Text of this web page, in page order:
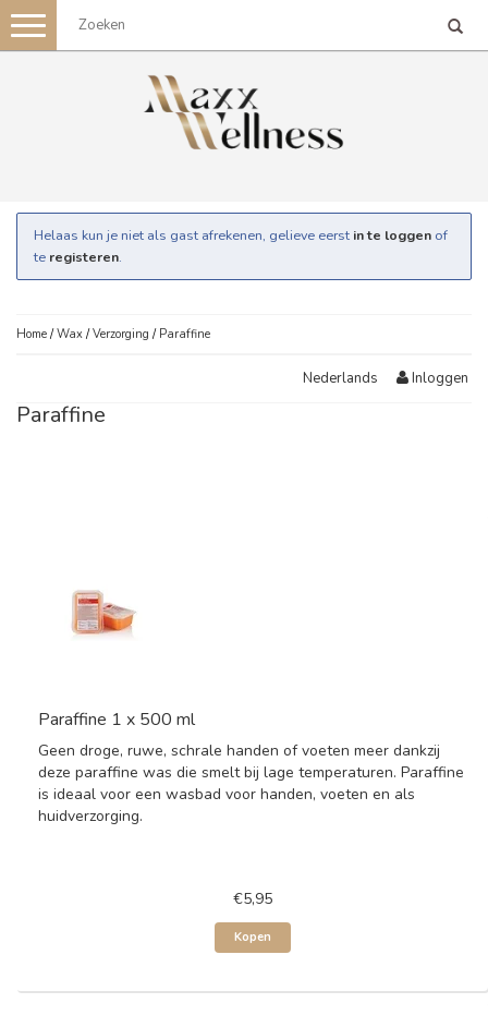
Toggle
navigation
Helaas kun je niet als gast afrekenen, gelieve eerst in te loggen of
te registeren.
Home /Wax /Verzorging / Paraffine
Nederlands Inloggen
Paraffine
Paraffine 1 x 500 ml
Geen droge, ruwe, schrale handen of voeten meer dankzij
deze paraffine was die smelt bij lage temperaturen. Paraffine
is ideaal voor een wasbad voor handen, voeten en als
huidverzorging.
€5,95
Kopen